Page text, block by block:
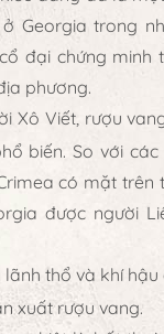
Georgia trong
đại chứng minh
phương.
Xô Viết, rượu
biến. So với
có mặt trên
được người
lãnh thổ và khí
xuất rượu vang.